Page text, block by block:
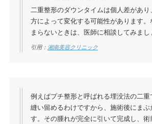
二重整形のダウンタイムは個人差があり
方によって変化する可能性があります
まらないときは、医師に相談してみまし
引用： 湘南美容クリニック
例えばプチ整形と呼ばれる埋没法の二
縫い留めるわけですから、施術後にまぶ
す。その腫れが完全に引いて完成し、